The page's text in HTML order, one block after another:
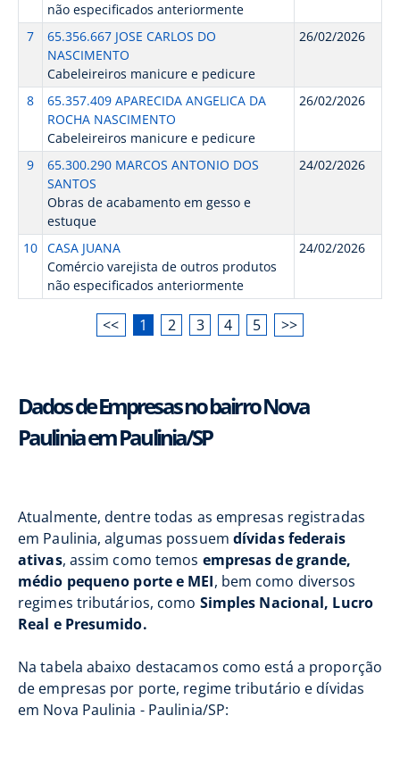
não especificados anteriormente
7
65.356.667 JOSE CARLOS DO
NASCIMENTO
Cabeleireiros manicure e pedicure
26/02/2026
8
65.357.409 APARECIDA ANGELICA DA
ROCHA NASCIMENTO
Cabeleireiros manicure e pedicure
26/02/2026
9
65.300.290 MARCOS ANTONIO DOS
SANTOS
Obras de acabamento em gesso e
estuque
24/02/2026
10 CASA JUANA
Comércio varejista de outros produtos
não especificados anteriormente
24/02/2026
<< 1 2 3 4 5 >>
Dados de Empresas no bairro Nova
Paulinia em Paulinia/SP
Atualmente, dentre todas as empresas registradas
em Paulinia, algumas possuem dívidas federais
ativas, assim como temos empresas de grande,
médio pequeno porte e MEI, bem como diversos
regimes tributários, como Simples Nacional, Lucro
Real e Presumido.
Na tabela abaixo destacamos como está a proporção
de empresas por porte, regime tributário e dívidas
em Nova Paulinia - Paulinia/SP: